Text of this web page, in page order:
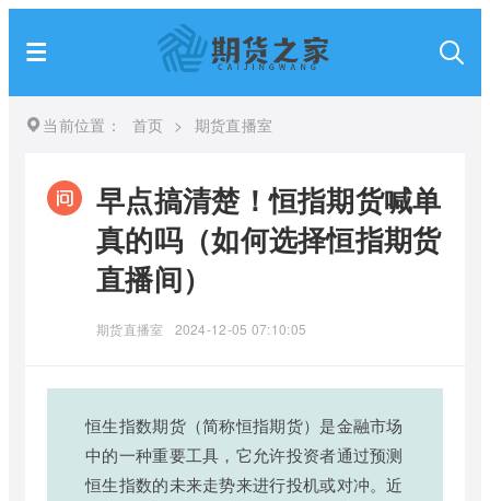
当前位置： 首页 > 期货直播室
早点搞清楚！恒指期货喊单
真的吗（如何选择恒指期货
直播间）
期货直播室 2024-12-05 07:10:05
恒生指数期货（简称恒指期货）是金融市场
中的一种重要工具，它允许投资者通过预测
恒生指数的未来走势来进行投机或对冲。近